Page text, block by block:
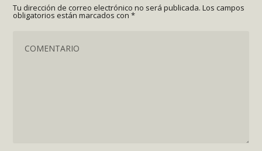
Tu dirección de correo electrónico no será publicada. Los campos
obligatorios están marcados con*